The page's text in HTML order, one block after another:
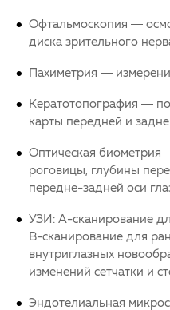
Офтальмоскопия —
диска зрительного
Пахиметрия —
Кератотопография —
карты передней и
Оптическая
роговицы, глубины
передне-задней оси
УЗИ: А-сканирование
В-сканирование для
внутриглазных
изменений сетчатки и
Эндотелиальная